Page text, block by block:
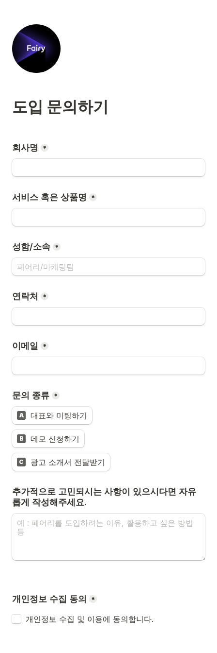
도입 문의하기
회사명 *
서비스 혹은 상품명 *
성함/소속 *
연락처 *
이메일 *
문의 종류 *
A 대표와 미팅하기
B 데모 신청하기
C 광고 소개서 전달받기
추가적으로 고민되시는 사항이 있으시다면 자유
롭게 작성해주세요.
개인정보 수집 동의 *
개인정보 수집 및 이용에 동의합니다.